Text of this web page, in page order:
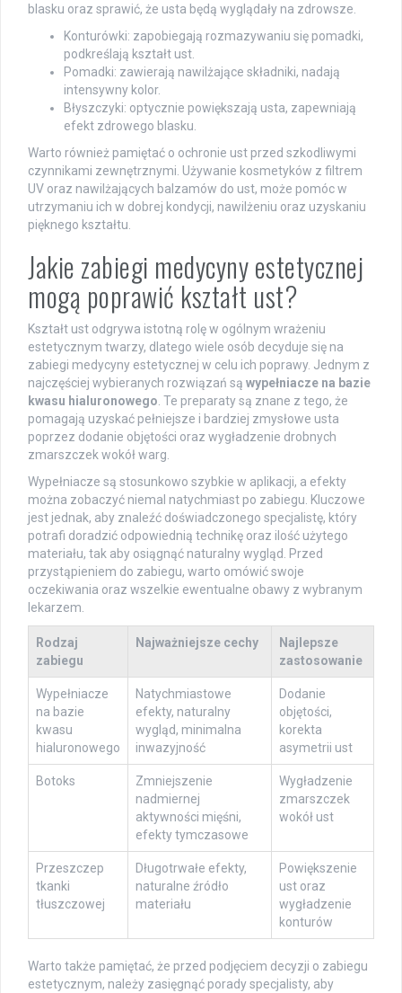
blasku oraz sprawić, że usta będą wyglądały na zdrowsze.
Konturówki: zapobiegają rozmazywaniu się pomadki,
podkreślają kształt ust.
Pomadki: zawierają nawilżające składniki, nadają
intensywny kolor.
Błyszczyki: optycznie powiększają usta, zapewniają
efekt zdrowego blasku.
Warto również pamiętać o ochronie ust przed szkodliwymi
czynnikami zewnętrznymi. Używanie kosmetyków z filtrem
UV oraz nawilżających balzamów do ust, może pomóc w
utrzymaniu ich w dobrej kondycji, nawilżeniu oraz uzyskaniu
pięknego kształtu.
Jakie zabiegi medycyny estetycznej
mogą poprawić kształt ust?
Kształt ust odgrywa istotną rolę w ogólnym wrażeniu
estetycznym twarzy, dlatego wiele osób decyduje się na
zabiegi medycyny estetycznej w celu ich poprawy. Jednym z
najczęściej wybieranych rozwiązań są wypełniacze na bazie
kwasu hialuronowego. Te preparaty są znane z tego, że
pomagają uzyskać pełniejsze i bardziej zmysłowe usta
poprzez dodanie objętości oraz wygładzenie drobnych
zmarszczek wokół warg.
Wypełniacze są stosunkowo szybkie w aplikacji, a efekty
można zobaczyć niemal natychmiast po zabiegu. Kluczowe
jest jednak, aby znaleźć doświadczonego specjalistę, który
potrafi doradzić odpowiednią technikę oraz ilość użytego
materiału, tak aby osiągnąć naturalny wygląd. Przed
przystąpieniem do zabiegu, warto omówić swoje
oczekiwania oraz wszelkie ewentualne obawy z wybranym
lekarzem.
Rodzaj
zabiegu
Najważniejsze cechy
Najlepsze
zastosowanie
Wypełniacze
na bazie
kwasu
hialuronowego
Natychmiastowe
efekty, naturalny
wygląd, minimalna
inwazyjność
Dodanie
objętości,
korekta
asymetrii ust
Botoks
Zmniejszenie
nadmiernej
aktywności mięśni,
efekty tymczasowe
Wygładzenie
zmarszczek
wokół ust
Przeszczep
tkanki
tłuszczowej
Długotrwałe efekty,
naturalne źródło
materiału
Powiększenie
ust oraz
wygładzenie
konturów
Warto także pamiętać, że przed podjęciem decyzji o zabiegu
estetycznym, należy zasięgnąć porady specjalisty, aby